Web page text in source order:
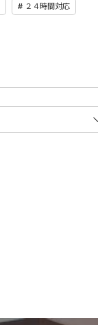
２４時間対応